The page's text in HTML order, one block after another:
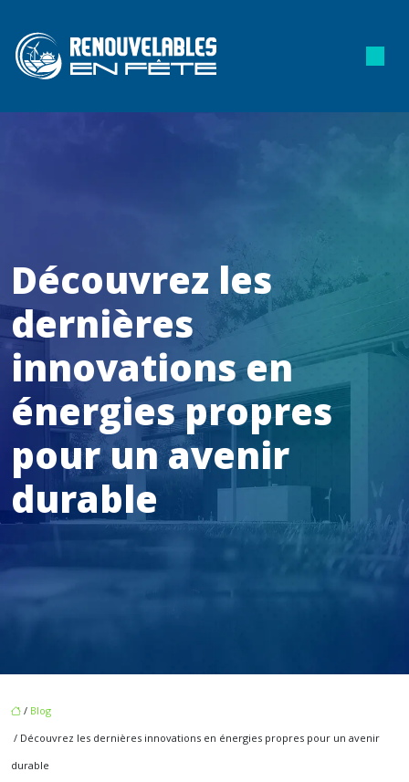
Découvrez les
dernières
innovations en
énergies propres
pour un avenir
durable
/ Blog
/ Découvrez les dernières innovations en énergies propres pour un avenir
durable